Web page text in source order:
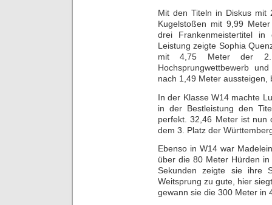
Mit den Titeln in Diskus mit
Kugelstoßen mit 9,99
drei Frankenmeistertitel
Leistung zeigte Sophia
mit 4,75 Meter der
Hochsprungwettbewerb
nach 1,49 Meter aussteigen,
In der Klasse W14 machte
in der Bestleistung den
perfekt. 32,46 Meter ist nun
dem 3. Platz der
Ebenso in W14 war
über die 80 Meter Hürden
Sekunden zeigte sie ihre
Weitsprung zu gute, hier
gewann sie die 300 Meter in